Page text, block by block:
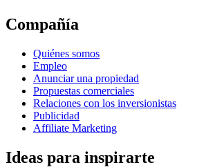
Compañía
Quiénes somos
Empleo
Anunciar una propiedad
Propuestas comerciales
Relaciones con los inversionistas
Publicidad
Affiliate Marketing
Ideas para inspirarte